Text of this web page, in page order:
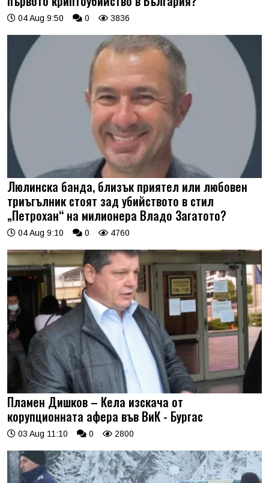
04 Aug 9:50 0 3836
Люлинска банда, близък приятел или любовен
триъгълник стоят зад убийството в стил
„Петрохан“ на милионера Владо Загатото?
04 Aug 9:10 0 4760
Пламен Дишков – Кела изскача от
корупционната афера във ВиК - Бургас
03 Aug 11:10 0 2800